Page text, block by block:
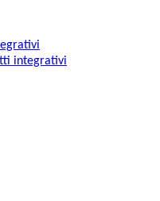
integrativi